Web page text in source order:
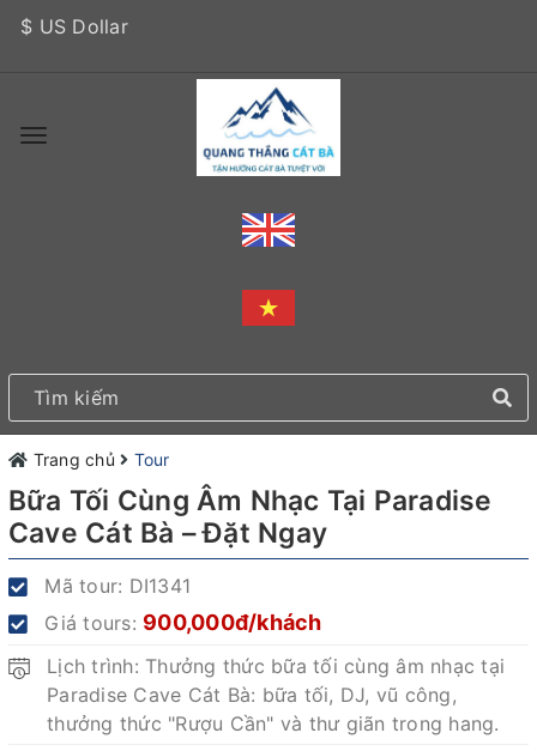
$ US Dollar
Trang chủ Tour
Bữa Tối Cùng Âm Nhạc Tại Paradise
Cave Cát Bà – Đặt Ngay
Mã tour: DI1341
Giá tours: 900,000đ/khách
Lịch trình: Thưởng thức bữa tối cùng âm nhạc tại
Paradise Cave Cát Bà: bữa tối, DJ, vũ công,
thưởng thức "Rượu Cần" và thư giãn trong hang.